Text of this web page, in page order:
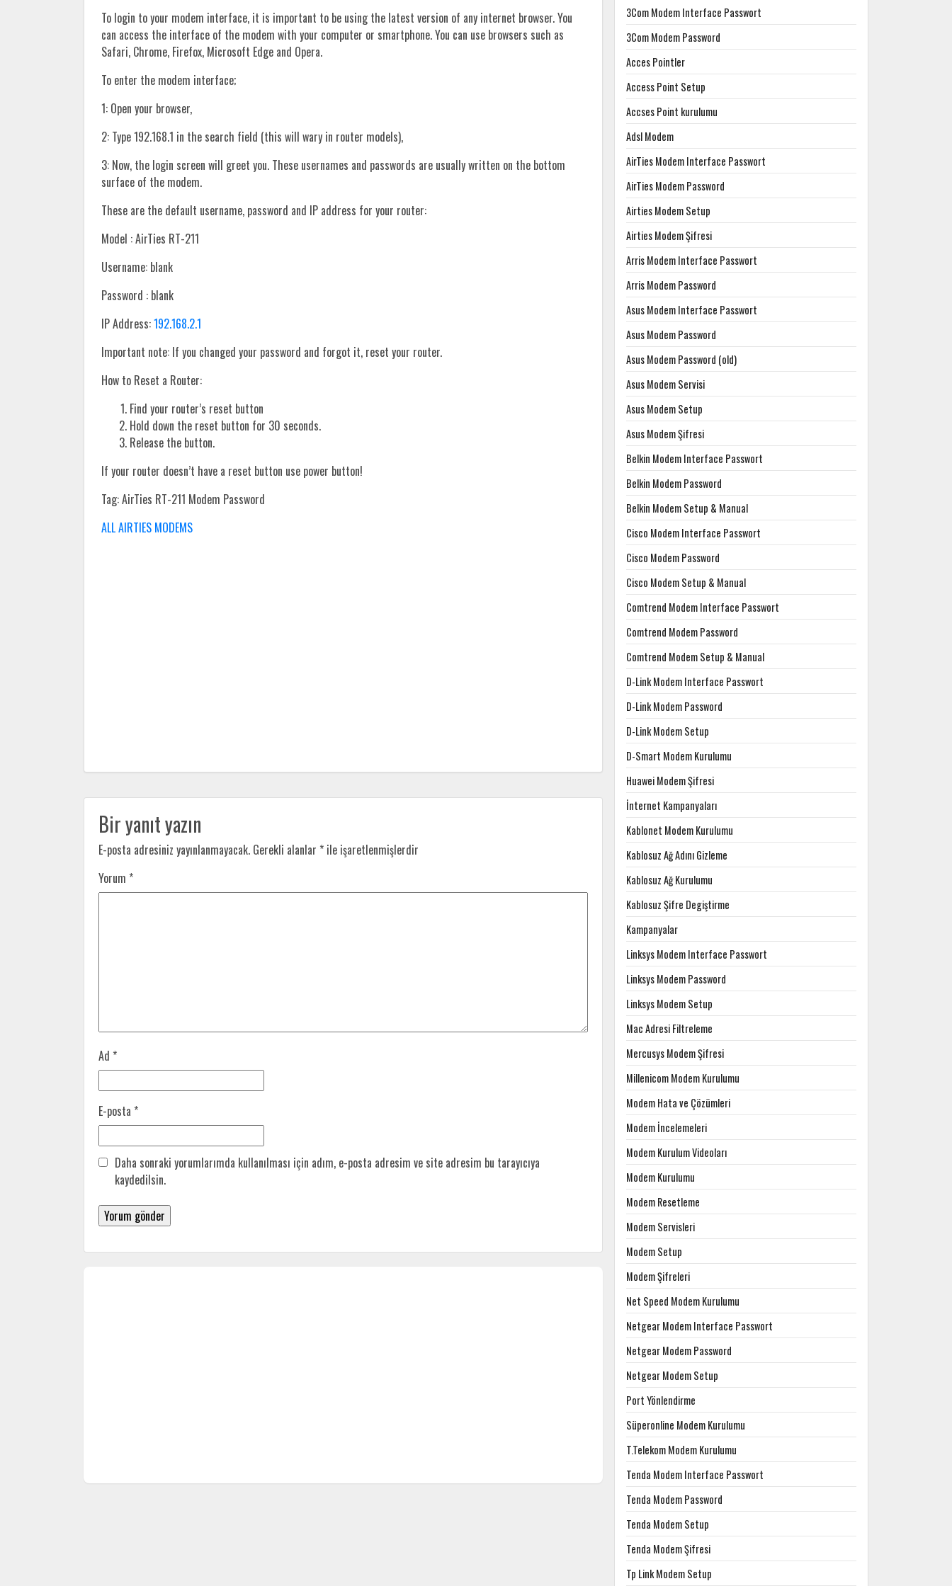
To login to your modem interface, it is important to be using the latest version of any internet browser. You
can access the interface of the modem with your computer or smartphone. You can use browsers such as
Safari, Chrome, Firefox, Microsoft Edge and Opera.
To enter the modem interface;
1: Open your browser,
2: Type 192.168.1 in the search field (this will wary in router models),
3: Now, the login screen will greet you. These usernames and passwords are usually written on the bottom
surface of the modem.
These are the default username, password and IP address for your router:
Model : AirTies RT-211
Username: blank
Password : blank
IP Address:192.168.2.1
Important note: If you changed your password and forgot it, reset your router.
How to Reset a Router:
Find your router’s reset button
Hold down the reset button for 30 seconds.
Release the button.
If your router doesn’t have a reset button use power button!
Tag: AirTies RT-211 Modem Password
ALL AIRTIES MODEMS
Bir yanıt yazın
E-posta adresiniz yayınlanmayacak. Gerekli alanlar * ile işaretlenmişlerdir
Yorum *
Ad *
E-posta *
Daha sonraki yorumlarımda kullanılması için adım, e-posta adresim ve site adresim bu tarayıcıya
kaydedilsin.
3Com Modem Interface Passwort
3Com Modem Password
Acces Pointler
Access Point Setup
Accses Point kurulumu
Adsl Modem
AirTies Modem Interface Passwort
AirTies Modem Password
Airties Modem Setup
Airties Modem Şifresi
Arris Modem Interface Passwort
Arris Modem Password
Asus Modem Interface Passwort
Asus Modem Password
Asus Modem Password (old)
Asus Modem Servisi
Asus Modem Setup
Asus Modem Şifresi
Belkin Modem Interface Passwort
Belkin Modem Password
Belkin Modem Setup & Manual
Cisco Modem Interface Passwort
Cisco Modem Password
Cisco Modem Setup & Manual
Comtrend Modem Interface Passwort
Comtrend Modem Password
Comtrend Modem Setup & Manual
D-Link Modem Interface Passwort
D-Link Modem Password
D-Link Modem Setup
D-Smart Modem Kurulumu
Huawei Modem Şifresi
İnternet Kampanyaları
Kablonet Modem Kurulumu
Kablosuz Ağ Adını Gizleme
Kablosuz Ağ Kurulumu
Kablosuz Şifre Degiştirme
Kampanyalar
Linksys Modem Interface Passwort
Linksys Modem Password
Linksys Modem Setup
Mac Adresi Filtreleme
Mercusys Modem Şifresi
Millenicom Modem Kurulumu
Modem Hata ve Çözümleri
Modem İncelemeleri
Modem Kurulum Videoları
Modem Kurulumu
Modem Resetleme
Modem Servisleri
Modem Setup
Modem Şifreleri
Net Speed Modem Kurulumu
Netgear Modem Interface Passwort
Netgear Modem Password
Netgear Modem Setup
Port Yönlendirme
Süperonline Modem Kurulumu
T.Telekom Modem Kurulumu
Tenda Modem Interface Passwort
Tenda Modem Password
Tenda Modem Setup
Tenda Modem Şifresi
Tp Link Modem Setup